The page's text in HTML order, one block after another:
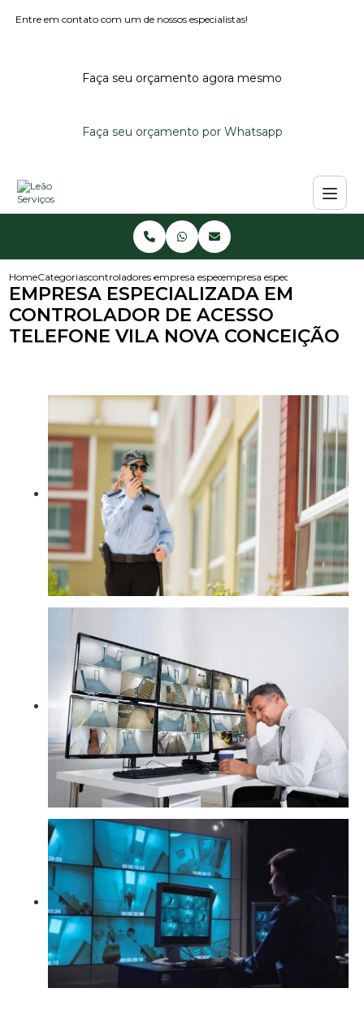
Entre em contato com um de nossos especialistas!
Faça seu orçamento agora mesmo
Faça seu orçamento por Whatsapp
HomeCategoriascontroladores de acessoempresa especialista em controlador de
empresa especializada em
EMPRESA ESPECIALIZADA EM
CONTROLADOR DE ACESSO
TELEFONE VILA NOVA CONCEIÇÃO